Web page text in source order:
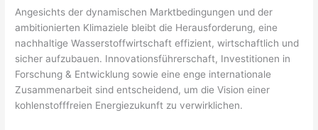
Angesichts der dynamischen Marktbedingungen und der
ambitionierten Klimaziele bleibt die Herausforderung, eine
nachhaltige Wasserstoffwirtschaft effizient, wirtschaftlich und
sicher aufzubauen. Innovationsführerschaft, Investitionen in
Forschung & Entwicklung sowie eine enge internationale
Zusammenarbeit sind entscheidend, um die Vision einer
kohlenstofffreien Energiezukunft zu verwirklichen.